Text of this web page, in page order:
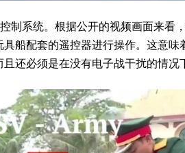
制系统。根据公开的视频画面来看
船配套的遥控器进行操作。这意味
还必须是在没有电子战干扰的情况